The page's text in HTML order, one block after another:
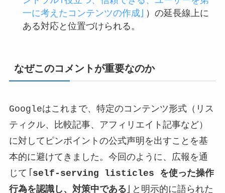
一に考えたコンテンツの作成」
）の延長線上に
ある対応と位置づけられる。
なぜこのコメントが重要なのか
Googleはこれまで、特定のコンテンツ形式（リス
ティクル、比較記事、アフィリエイト記事など）
に対してピンポイントの公式声明を出すことを基
本的に避けてきました。今回のように、広報を通
じて「 self-serving listicles を使った操作
行為を認識し、対策中である 」と明示的に語られた